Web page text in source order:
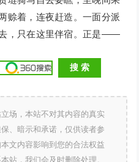
赊着，连夜赶造。一面分派
，只在这里伴宿。正是——
场，本站不对其内容的真实
、暗示和承诺，仅供读者参
文内容影响到您的合法权益
站，我们会及时删除处理。